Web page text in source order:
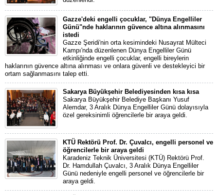
Gazze'deki engelli çocuklar, "Dünya Engelliler
Günü"nde haklarının güvence altına alınmasını
istedi
Gazze Şeridi'nin orta kesimindeki Nusayrat Mülteci
Kampı'nda düzenlenen Dünya Engelliler Günü
etkinliğinde engelli çocuklar, engelli bireylerin
haklarının güvence altına alınması ve onlara güvenli ve destekleyici bir
ortam sağlanmasını talep etti.
Sakarya Büyükşehir Belediyesinden kısa kısa
Sakarya Büyükşehir Belediye Başkanı Yusuf
Alemdar, 3 Aralık Dünya Engelliler Günü dolayısıyla
özel gereksinimli öğrencilerle bir araya geldi.
KTÜ Rektörü Prof. Dr. Çuvalcı, engelli personel ve
öğrencilerle bir araya geldi
Karadeniz Teknik Üniversitesi (KTÜ) Rektörü Prof.
Dr. Hamdullah Çuvalcı, 3 Aralık Dünya Engelliler
Günü nedeniyle engelli personel ve öğrencilerle bir
araya geldi.